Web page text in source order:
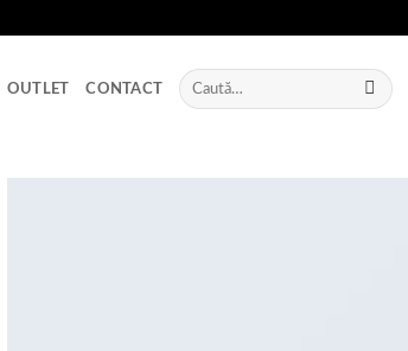
OUTLET CONTACT
Caută
după: